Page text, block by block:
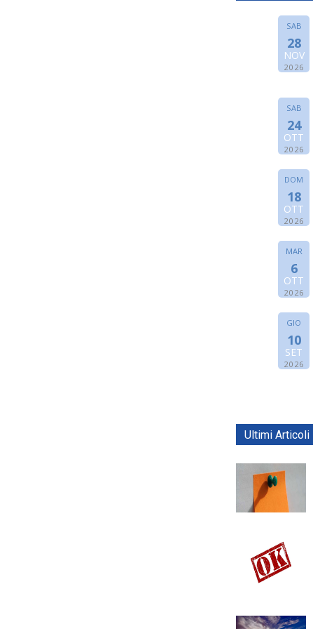
SAB
28
NOV
2026
SAB
24
OTT
2026
DOM
18
OTT
2026
MAR
6
OTT
2026
GIO
10
SET
2026
Ultimi Articoli